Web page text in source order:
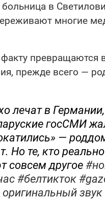
в
многие
превращаются
прежде всего —
лечат в
госСМИ
—
Но те, кто
совсем другое
#белтикток
звук